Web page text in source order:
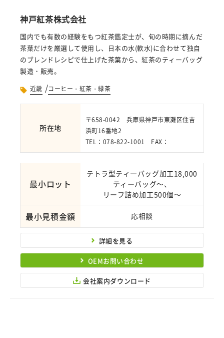
神戸紅茶株式会社
国内でも有数の経験をもつ紅茶鑑定士が、旬の時期に摘んだ
茶葉だけを厳選して使用し、日本の水(軟水)に合わせて独自
のブレンドレシピで仕上げた茶葉から、紅茶のティーバッグ
製造・販売。
近畿 /コーヒー・紅茶・緑茶
所在地
〒658-0042 兵庫県神戸市東灘区住吉
浜町16番地2
TEL：078-822-1001 FAX：
最小ロット
テトラ型ティ―バッグ加工18,000
ティーバッグ～、
リーフ詰め加工500個～
最小見積金額 応相談
詳細を見る
OEMお問い合わせ
会社案内ダウンロード